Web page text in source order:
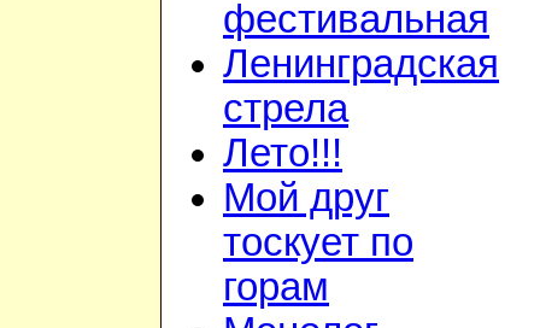
фестивальная
Ленинградская
стрела
Лето!!!
Мой друг
тоскует по
горам